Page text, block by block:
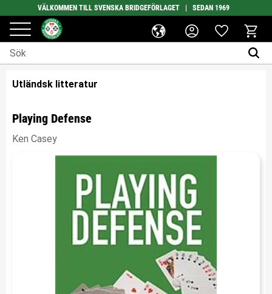
Meny
VÄLKOMMEN TILL SVENSKA BRIDGEFÖRLAGET | SEDAN 1969
Favoriter
Utländsk litteratur
Playing Defense
Ken Casey